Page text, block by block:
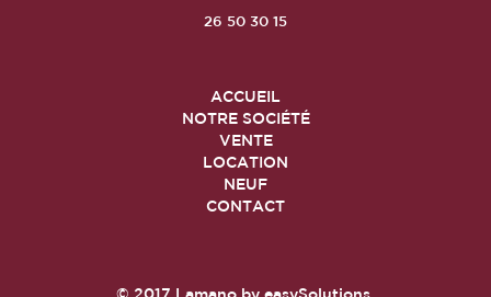
26 50 30 15
ACCUEIL
NOTRE SOCIÉTÉ
VENTE
LOCATION
NEUF
CONTACT